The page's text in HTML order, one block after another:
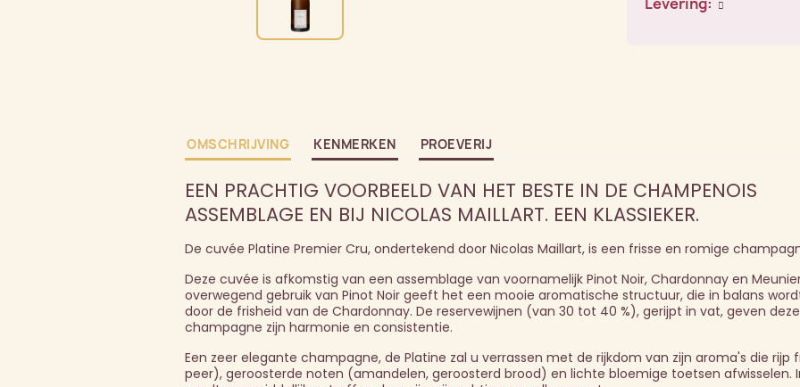
OMSCHRIJVING KENMERKEN PROEVERIJ
EEN PRACHTIG VOORBEELD VAN HET BESTE IN DE CHAMPENOIS
ASSEMBLAGE EN BIJ NICOLAS MAILLART. EEN KLASSIEKER.
De cuvée Platine Premier Cru, ondertekend door Nicolas Maillart, is een frisse en romige
Deze cuvée is afkomstig van een assemblage van voornamelijk Pinot Noir, Chardonnay en
overwegend gebruik van Pinot Noir geeft het een mooie aromatische structuur, die in balans
door de frisheid van de Chardonnay. De reservewijnen (van 30 tot 40 %), gerijpt in vat, geven deze
champagne zijn harmonie en consistentie.
Een zeer elegante champagne, de Platine zal u verrassen met de rijkdom van zijn aroma's die rijp
peer), geroosterde noten (amandelen, geroosterd brood) en lichte bloemige toetsen afwisselen.